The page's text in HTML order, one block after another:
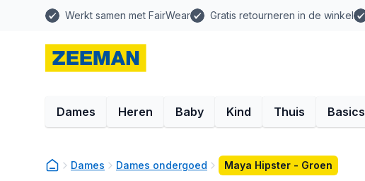
Werkt samen met FairWear Gratis retourneren in de winkel
Dames Heren Baby Kind Thuis Basics
Dames Dames ondergoed Maya Hipster - Groen